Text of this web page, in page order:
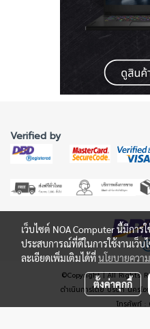
Verified by
©Copyright | All Rights
ดำเนินการโดย บริษัท นครโ
โทรศัพท์ :
เว็บไซต์ NOA Computer นี้มีกา
ประสบการณ์ที่ดีในการใช้งานเว็
ละเอียดเพิ่มเติมได้ที่นโยบายควา
ตั้งค่าคุกกี้